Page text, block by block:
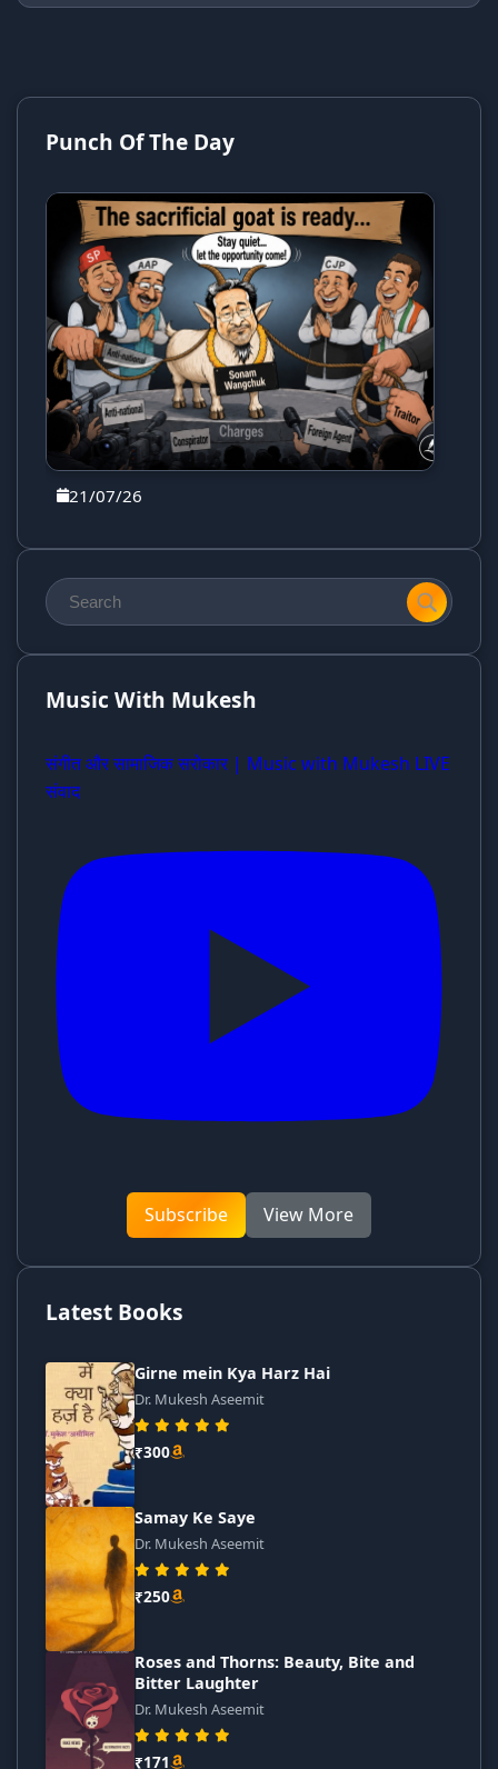
Punch Of The Day
21/07/26
Music With Mukesh
संगीत और सामाजिक सरोकार | Music with Mukesh LIVE
संवाद
Subscribe View More
Latest Books
Girne mein Kya Harz Hai
Dr. Mukesh Aseemit
₹300
Samay Ke Saye
Dr. Mukesh Aseemit
₹250
Roses and Thorns: Beauty, Bite and
Bitter Laughter
Dr. Mukesh Aseemit
₹171